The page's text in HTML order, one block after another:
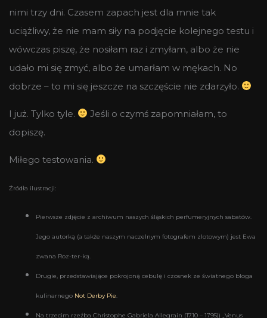
nimi trzy dni. Czasem zapach jest dla mnie tak
uciążliwy, że nie mam siły na podjęcie kolejnego testu i
wówczas piszę, że nosiłam raz i zmyłam, albo że nie
udało mi się zmyć, albo że umarłam w mękach. No
dobrze – to mi się jeszcze na szczęście nie zdarzyło.
I już. Tylko tyle.
Jeśli o czymś zapomniałam, to
dopiszę.
Miłego testowania.
Źródła ilustracji:
Pierwsze zdjęcie z archiwum naszych śląskich perfumeryjnych sabatów.
Jego autorką (a także naszym naczelnym fotografem zlotowym) jest Ewa
zwana Roz-ter-ką.
Drugie, przedstawiające pokrojoną cebulę i czosnek ze światnego bloga
kulinarnego Not Derby Pie
Na trzecim rzeźba Christophe Gabriela Allegrain (1710 – 1795)) „Venus